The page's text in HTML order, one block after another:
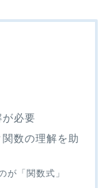
必要
数の理解を助
が「関数式」